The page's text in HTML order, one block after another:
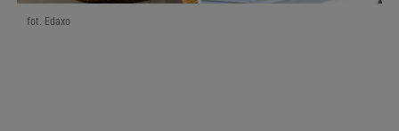
fot. Edaxo